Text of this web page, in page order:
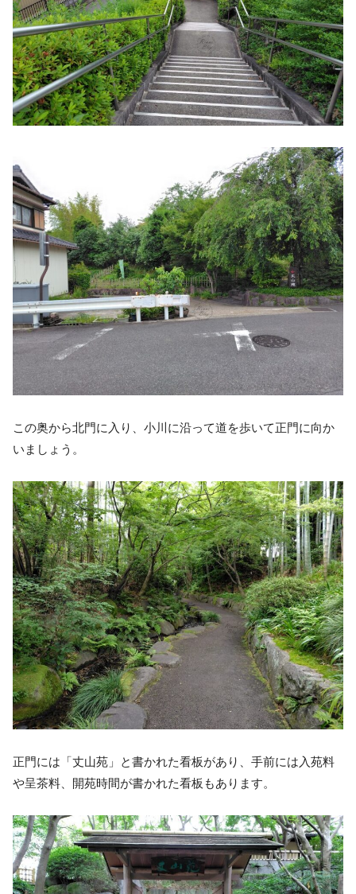
この奥から北門に入り、小川に沿って道を歩いて正門に向か
いましょう。
正門には「丈山苑」と書かれた看板があり、手前には入苑料
や呈茶料、開苑時間が書かれた看板もあります。